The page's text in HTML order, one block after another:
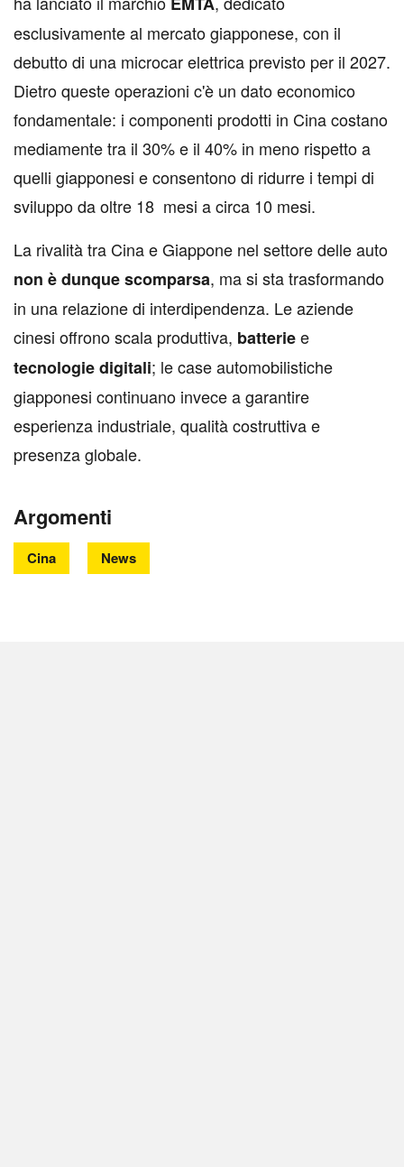
esclusivamente al mercato giapponese, con il
debutto di una microcar elettrica previsto per il 2027.
Dietro queste operazioni c'è un dato economico
fondamentale: i componenti prodotti in Cina costano
mediamente tra il 30% e il 40% in meno rispetto a
quelli giapponesi e consentono di ridurre i tempi di
sviluppo da oltre 18 mesi a circa 10 mesi.
La rivalità tra Cina e Giappone nel settore delle auto
non èdunquescomparsa, ma si sta trasformando
in una relazione di interdipendenza. Le aziende
cinesi offrono scala produttiva, batteriee
tecnologiedigitali; le case automobilistiche
giapponesi continuano invece a garantire
esperienza industriale, qualità costruttiva e
presenza globale.
Argomenti
Cina News